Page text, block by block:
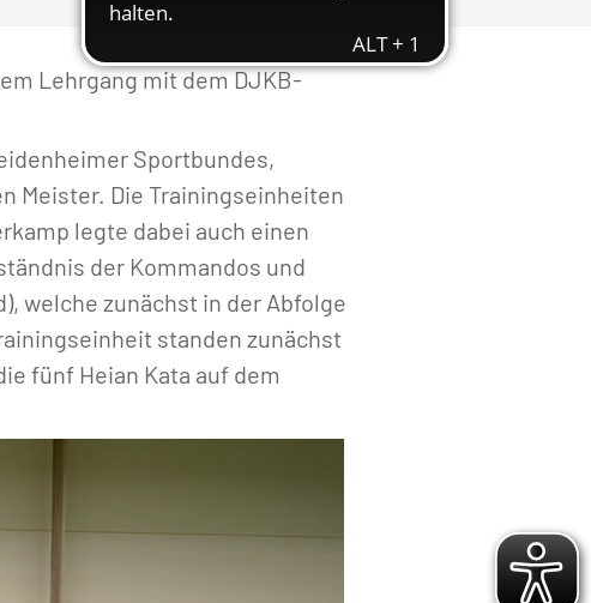
Lehrgang mit dem DJKB-
Sportbundes,
Meister. Die Trainingseinheiten
legte dabei auch einen
der Kommandos und
welche zunächst in der Abfolge
standen zunächst
fünf Heian Kata auf dem